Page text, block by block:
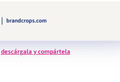
descárgala y compártela